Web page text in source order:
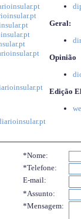
Geral:
Opinião
Edição
*Nome:
*Telefone:
E-mail:
*Assunto:
*Mensagem: